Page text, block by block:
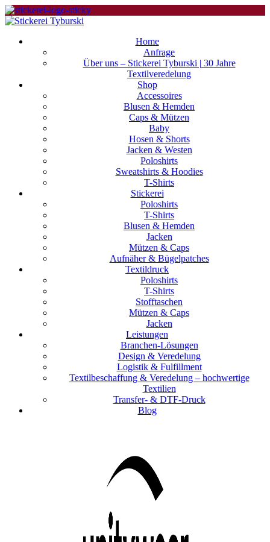
Home
Anfrage
Über uns – Stickerei Tyburski | 30 Jahre
Textilveredelung
Shop
Accessoires
Blusen & Hemden
Caps & Mützen
Baby
Hosen & Shorts
Jacken & Westen
Poloshirts
Sweatshirts & Hoodies
T-Shirts
Stickerei
Poloshirts
T-Shirts
Blusen & Hemden
Jacken
Mützen & Caps
Aufnäher & Bügelpatches
Textildruck
Poloshirts
T-Shirts
Stofftaschen
Mützen & Caps
Jacken
Leistungen
Branchen-Lösungen
Design & Veredelung
Logistik & Fulfillment
Textilbeschaffung & Veredelung – hochwertige
Textilien
Transfer- & DTF-Druck
Blog